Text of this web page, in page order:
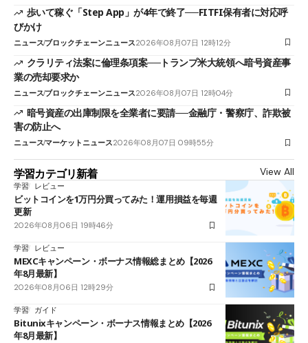
歩いて稼ぐ「Step App」が4年で終了──FITFI保有者に対応呼
びかけ
ニュースブロックチェーンニュース2026年08月07日 12時12分
クラリティ法案に倫理条項案──トランプ米大統領へ暗号資産事
業の売却要求か
ニュースブロックチェーンニュース2026年08月07日 12時04分
暗号資産の出庫制限を全業者に要請──金融庁・警察庁、詐欺被
害の防止へ
ニュースマーケットニュース2026年08月07日 09時55分
学習カテゴリ新着 View All
学習 レビュー
ビットコインを1万円分買ってみた！運用損益を毎週
更新
2026年08月06日 19時46分
学習 レビュー
MEXCキャンペーン・ボーナス情報総まとめ【2026
年8月最新】
2026年08月06日 12時29分
学習 ガイド
Bitunixキャンペーン・ボーナス情報まとめ【2026
年8月最新】